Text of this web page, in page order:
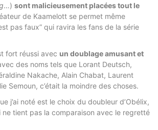
…) sont malicieusement placées tout le
de Kaamelott se permet même
pas faux” qui ravira les fans de la série
fort réussi avec un doublage amusant et
des noms tels que Lorant Deutsch,
Nakache, Alain Chabat, Laurent
Semoun, c’était la moindre des choses.
j’ai noté est le choix du doubleur d’Obélix,
ne tient pas la comparaison avec le regretté